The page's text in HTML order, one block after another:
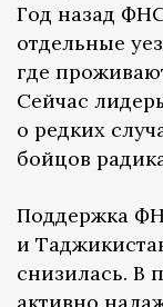
Год назад
отдельные
где
Сейчас
о редких
бойцов
Поддержка
и
снизилась. В